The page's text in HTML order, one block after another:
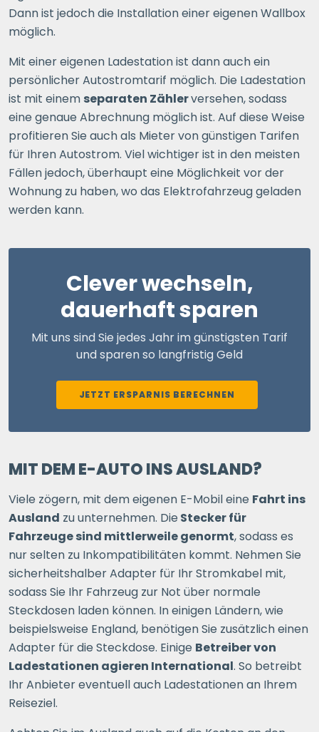
Dann ist jedoch die Installation einer eigenen Wallbox
möglich.
Mit einer eigenen Ladestation ist dann auch ein
persönlicher Autostromtarif möglich. Die Ladestation
ist mit einem separaten Zählerversehen, sodass
eine genaue Abrechnung möglich ist. Auf diese Weise
profitieren Sie auch als Mieter von günstigen Tarifen
für Ihren Autostrom. Viel wichtiger ist in den meisten
Fällen jedoch, überhaupt eine Möglichkeit vor der
Wohnung zu haben, wo das Elektrofahrzeug geladen
werden kann.
Clever wechseln,
dauerhaft sparen
Mit uns sind Sie jedes Jahr im günstigsten Tarif
und sparen so langfristig Geld
JETZT ERSPARNIS BERECHNEN
MIT DEM E-AUTO INS AUSLAND?
Viele zögern, mit dem eigenen E-Mobil eine Fahrt ins
Ausland zu unternehmen. Die Stecker für
Fahrzeuge sind mittlerweile genormt, sodass es
nur selten zu Inkompatibilitäten kommt. Nehmen Sie
sicherheitshalber Adapter für Ihr Stromkabel mit,
sodass Sie Ihr Fahrzeug zur Not über normale
Steckdosen laden können. In einigen Ländern, wie
beispielsweise England, benötigen Sie zusätzlich einen
Adapter für die Steckdose. Einige Betreiber von
Ladestationen agieren International. So betreibt
Ihr Anbieter eventuell auch Ladestationen an Ihrem
Reiseziel.